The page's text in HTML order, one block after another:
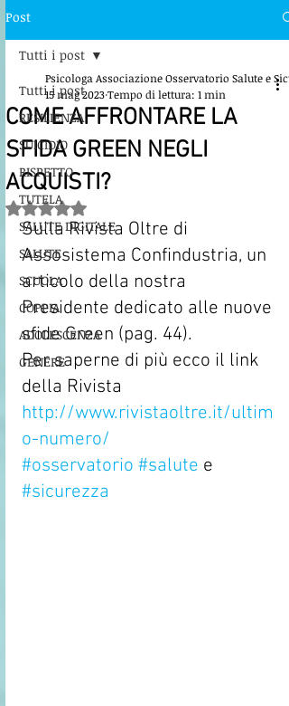
Post
Tutti i post
RESILIENZA
SUICIDIO
RISPETTO
TUTELA
SALUTE DIGITALE
SALUTE
SCUOLA
COPPIA
ADOLESCENZA
GENERE
Tutti i post
COME AFFRONTARE LA
SFIDA GREEN NEGLI
ACQUISTI?
Psicologa Associazione Osservatorio Salute e
15 mag 2023Tempo di lettura: 1 min
Valutazione NaN stelle su 5.
Sulla Rivista Oltre di
Assosistema Confindustria, un
articolo della nostra
Presidente dedicato alle nuove
sfide Green (pag. 44).
Per saperne di più ecco il link
della Rivista
http://www.rivistaoltre.it/ultim
o-numero/
#osservatorio #salute e
#sicurezza